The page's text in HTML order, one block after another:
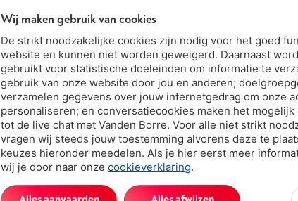
Wij maken gebruik van cookies
De strikt noodzakelijke cookies zijn nodig voor het goed
website en kunnen niet worden geweigerd. Daarnaast
gebruikt voor statistische doeleinden om informatie te
gebruik van onze website door jou en anderen;
verzamelen gegevens over jouw internetgedrag om onze
personaliseren; en conversatiecookies maken het
tot de live chat met Vanden Borre. Voor alle niet strikt
vragen wij steeds jouw toestemming alvorens deze te
keuzes hieronder meedelen. Als je hier eerst meer
wij je door naar onze cookieverklaring.